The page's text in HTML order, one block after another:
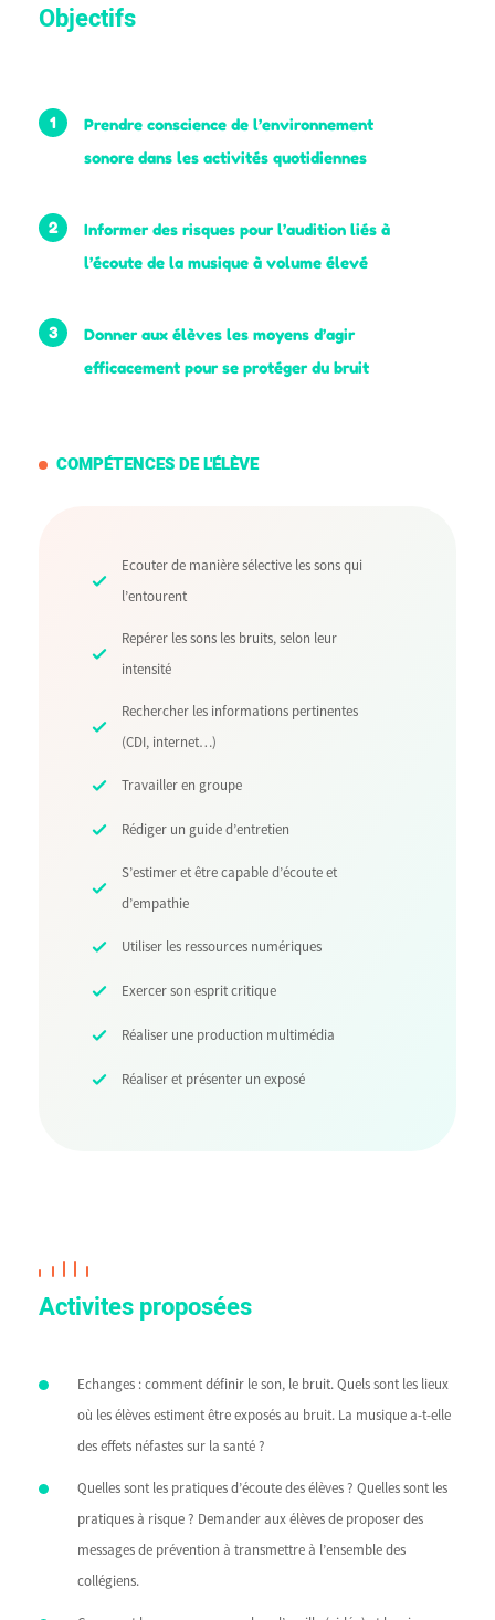
Objectifs
1
Prendre conscience de l’environnement
sonore dans les activités quotidiennes
2
Informer des risques pour l’audition liés à
l’écoute de la musique à volume élevé
3
Donner aux élèves les moyens d’agir
efficacement pour se protéger du bruit
COMPÉTENCES DE L'ÉLÈVE
Ecouter de manière sélective les sons qui
l’entourent
Repérer les sons les bruits, selon leur
intensité
Rechercher les informations pertinentes
(CDI, internet…)
Travailler en groupe
Rédiger un guide d’entretien
S’estimer et être capable d’écoute et
d’empathie
Utiliser les ressources numériques
Exercer son esprit critique
Réaliser une production multimédia
Réaliser et présenter un exposé
Activites proposées
Echanges : comment définir le son, le bruit. Quels sont les lieux
où les élèves estiment être exposés au bruit. La musique a-t-elle
des effets néfastes sur la santé ?
Quelles sont les pratiques d’écoute des élèves ? Quelles sont les
pratiques à risque ? Demander aux élèves de proposer des
messages de prévention à transmettre à l’ensemble des
collégiens.